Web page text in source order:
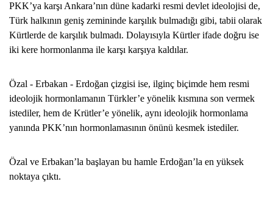
PKK’ya karşı Ankara’nın düne kadarki resmi devlet ideolojisi de,
Türk halkının geniş zemininde karşılık bulmadığı gibi, tabii olarak
Kürtlerde de karşılık bulmadı. Dolayısıyla Kürtler ifade doğru ise
iki kere hormonlanma ile karşı karşıya kaldılar.
Özal - Erbakan - Erdoğan çizgisi ise, ilginç biçimde hem resmi
ideolojik hormonlamanın Türkler’e yönelik kısmına son vermek
istediler, hem de Krütler’e yönelik, aynı ideolojik hormonlama
yanında PKK’nın hormonlamasının önünü kesmek istediler.
Özal ve Erbakan’la başlayan bu hamle Erdoğan’la en yüksek
noktaya çıktı.